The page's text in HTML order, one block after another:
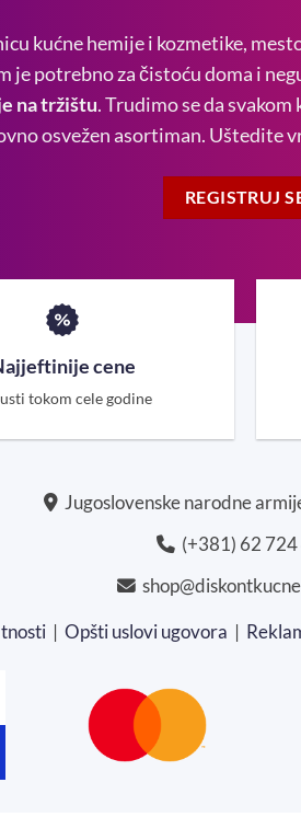
kućne hemije i kozmetike,
je potrebno za čistoću doma i
na tržištu. Trudimo se da
osvežen asortiman. Uštedite
REGISTRUJ
cene
tokom cele godine
Jugoslovenske narodne
(+381) 62
| Opšti uslovi ugovora |